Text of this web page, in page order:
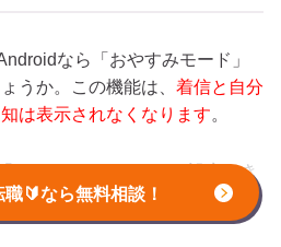
🔰なら無料相談！
なら「おやすみモード」
うか。この機能は、 着信と自分
は表示されなくなります。
スクリーンタイム」で設定でき
設定」＞「Digital Wellbeing」